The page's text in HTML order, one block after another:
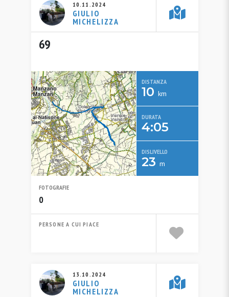
10.11.2024
GIULIO
MICHELIZZA
69
DISTANZA
10 km
DURATA
4:05
DISLIVELLO
23 m
FOTOGRAFIE
0
PERSONE A CUI PIACE
13.10.2024
GIULIO
MICHELIZZA